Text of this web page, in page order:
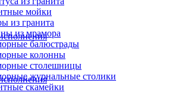
мойки
из гранита
из мрамора
балюстрады
колонны
столешницы
журнальные столики
скамейки